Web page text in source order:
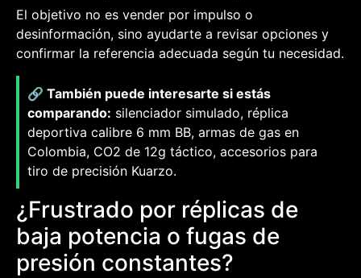
El objetivo no es vender por impulso o
desinformación, sino ayudarte a revisar opciones y
confirmar la referencia adecuada según tu necesidad.
🔗 También puede interesarte si estás
comparando: silenciador simulado, réplica
deportiva calibre 6 mm BB, armas de gas en
Colombia, CO2 de 12g táctico, accesorios para
tiro de precisión Kuarzo.
¿Frustrado por réplicas de
baja potencia o fugas de
presión constantes?